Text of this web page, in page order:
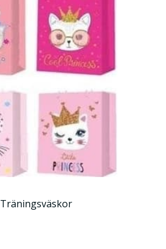
Träningsväskor